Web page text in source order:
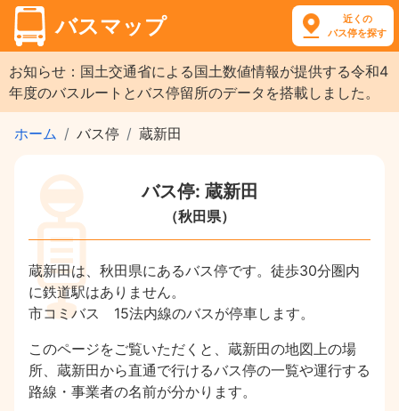
バスマップ
近くの
バス停を探す
お知らせ：国土交通省による国土数値情報が提供する令和4
年度のバスルートとバス停留所のデータを搭載しました。
ホーム バス停 蔵新田
バス停: 蔵新田
（秋田県）
蔵新田は、秋田県にあるバス停です。徒歩30分圏内
に鉄道駅はありません。
市コミバス 15法内線のバスが停車します。
このページをご覧いただくと、蔵新田の地図上の場
所、蔵新田から直通で行けるバス停の一覧や運行する
路線・事業者の名前が分かります。